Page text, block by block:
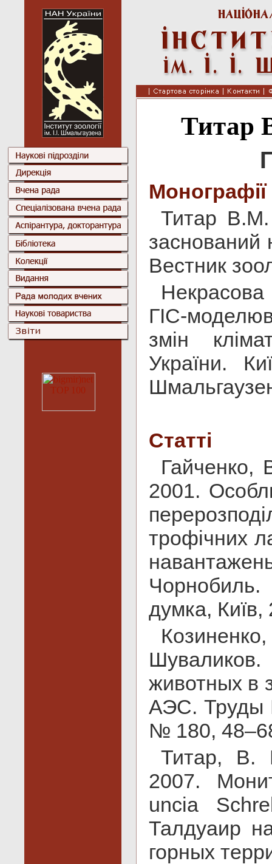
Титар
Монографії
Титар В.М.
заснований
Вестник
ГІС-
змін
України.
Статті
2001.
трофічних
думка, Київ,
животных в
АЭС. Труды
№ 180,
Титар, В.
2007.
uncia
Талдуаир
горных